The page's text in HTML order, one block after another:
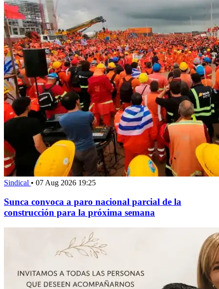
Sindical • 07 Aug 2026 19:25
Sunca convoca a paro nacional parcial de la
construcción para la próxima semana